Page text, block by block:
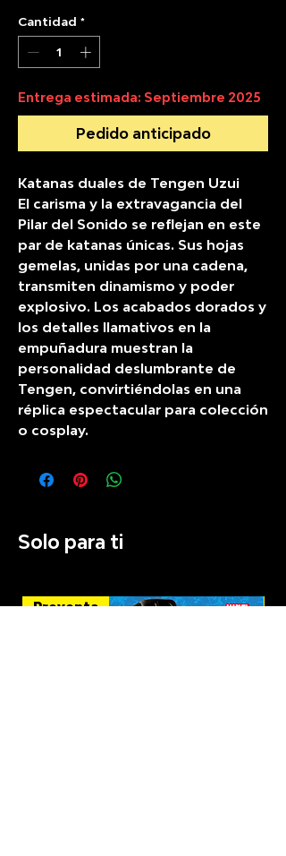
Cantidad *
Entrega estimada: Septiembre 2025
Pedido anticipado
Katanas duales de Tengen Uzui
El carisma y la extravagancia del
Pilar del Sonido se reflejan en este
par de katanas únicas. Sus hojas
gemelas, unidas por una cadena,
transmiten dinamismo y poder
explosivo. Los acabados dorados y
los detalles llamativos en la
empuñadura muestran la
personalidad deslumbrante de
Tengen, convirtiéndolas en una
réplica espectacular para colección
o cosplay.
Solo para ti
Preventa